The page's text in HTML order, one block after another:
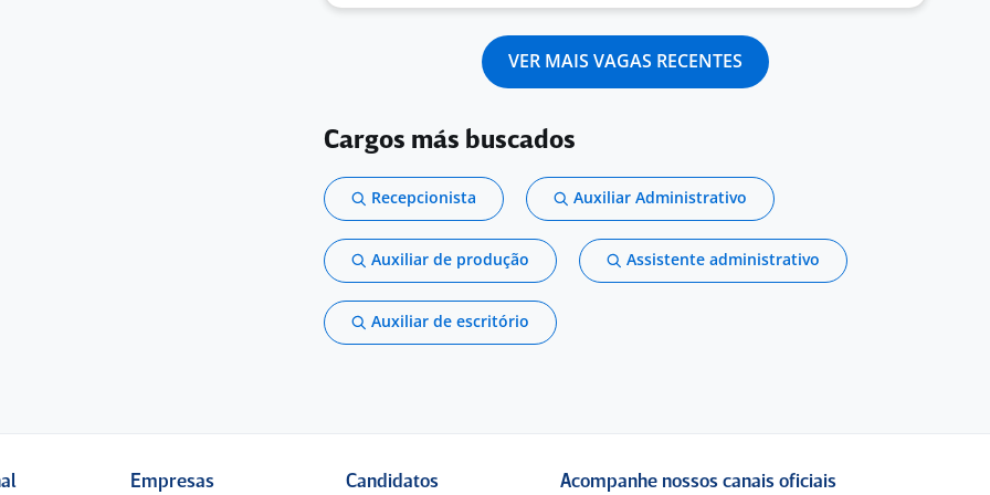
VER MAIS VAGAS RECENTES
Cargos más buscados
Recepcionista Auxiliar Administrativo
Auxiliar de produção Assistente administrativo
Auxiliar de escritório
Empresas Candidatos Acompanhe nossos canais oficiais